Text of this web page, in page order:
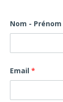
Nom - Prénom
Email *